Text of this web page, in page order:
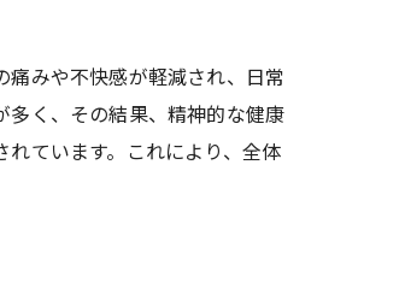
みや不快感が軽減され、日常
多く、その結果、精神的な健康
ています。これにより、全体